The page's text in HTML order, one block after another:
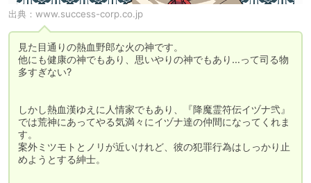
出典： www.success-corp.co.jp
見た目通りの熱血野郎な火の神です。
他にも健康の神でもあり、思いやりの神でもあり…って司る物
多すぎない?
しかし熱血漢ゆえに人情家でもあり、『降魔霊符伝イヅナ弐』
では荒神にあってやる気満々にイヅナ達の仲間になってくれま
す。
案外ミツモトとノリが近いけれど、彼の犯罪行為はしっかり止
めようとする紳士。